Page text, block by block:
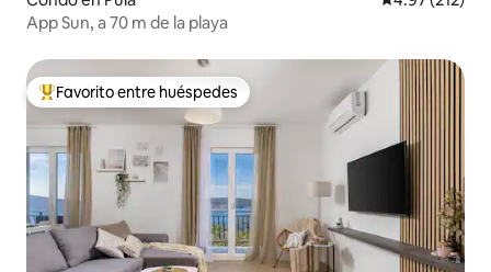
App Sun, a 70 m de la playa
Favorito entre huéspedes preferido
Favorito entre huéspedes